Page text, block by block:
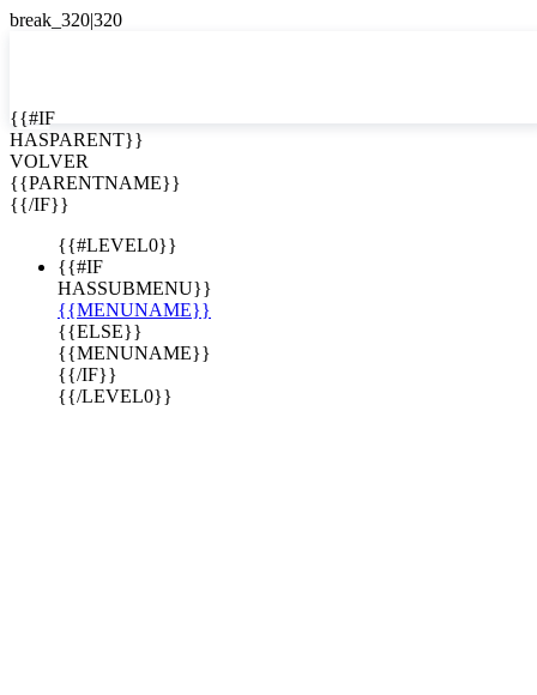

EN
ES
{{#IF
HASPARENT}}
VOLVER
{{PARENTNAME}}
{{/IF}}
{{#LEVEL0}}
{{#IF
HASSUBMENU}}
{{MENUNAME}}
{{ELSE}}
{{MENUNAME}}
{{/IF}}
{{/LEVEL0}}